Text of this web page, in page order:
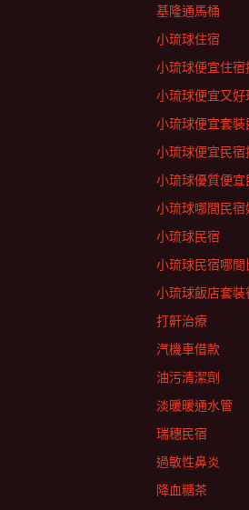
基隆通馬桶
小琉球住宿
小琉球便宜住宿
小琉球便宜又好
小琉球便宜套裝
小琉球便宜民宿
小琉球優質便宜
小琉球哪間民宿
小琉球民宿
小琉球民宿哪間
小琉球飯店套裝
打鼾治療
汽機車借款
油污清潔劑
淡暖暖通水管
瑞穗民宿
過敏性鼻炎
降血糖茶